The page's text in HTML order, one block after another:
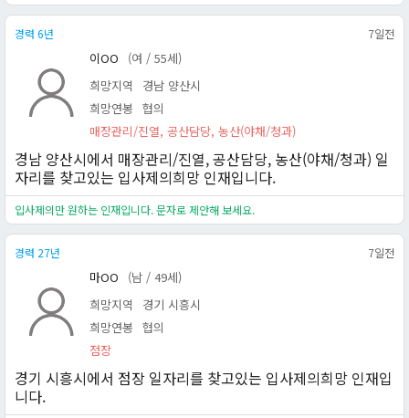
경력 6년 7일전
이OO
(여 / 55세)
희망지역
경남 양산시
희망연봉 협의
매장관리/진열, 공산담당, 농산(야채/청과)
경남 양산시에서 매장관리/진열, 공산담당, 농산(야채/청과) 일
자리를 찾고있는 입사제의희망 인재입니다.
입사제의만 원하는 인재입니다. 문자로 제안해 보세요.
경력 27년 7일전
마OO
(남 / 49세)
희망지역
경기 시흥시
희망연봉 협의
점장
경기 시흥시에서 점장 일자리를 찾고있는 입사제의희망 인재입
니다.